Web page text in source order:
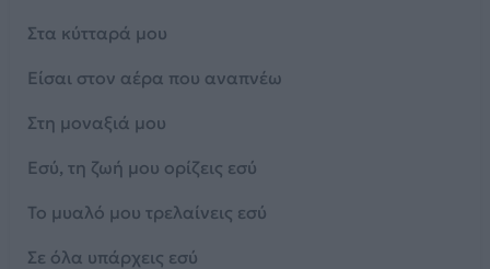
Στα κύτταρά μου
Είσαι στον αέρα που αναπνέω
Στη μοναξιά μου
Εσύ, τη ζωή μου ορίζεις εσύ
Το μυαλό μου τρελαίνεις εσύ
Σε όλα υπάρχεις εσύ